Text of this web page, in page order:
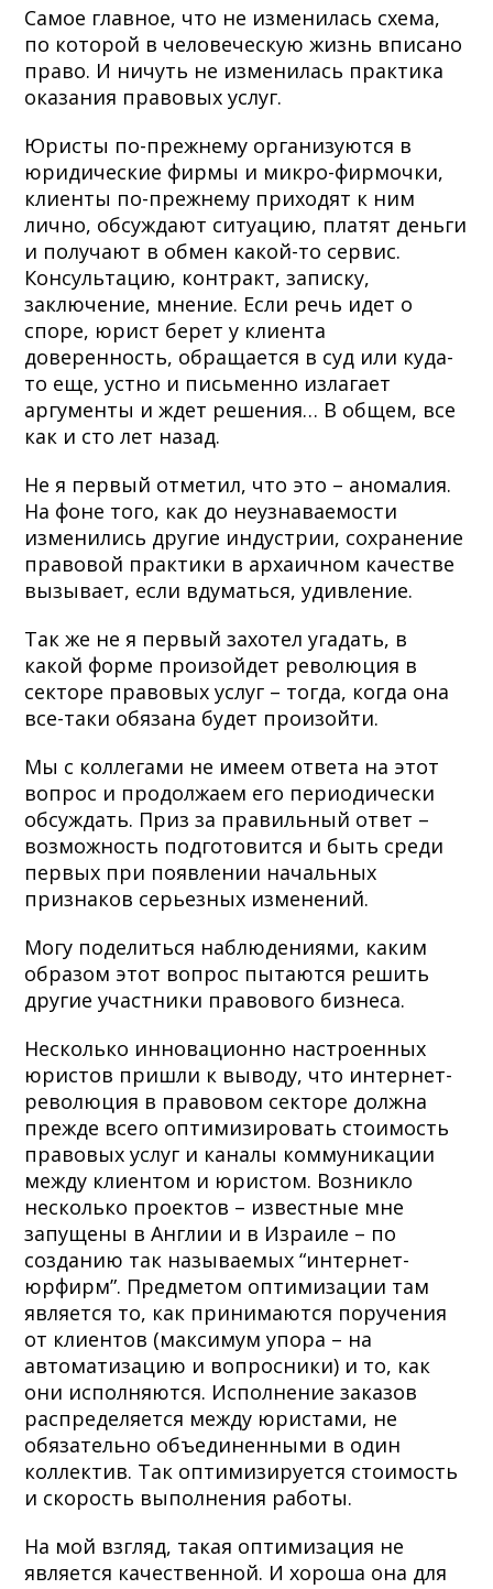
Самое главное, что не изменилась схема,
по которой в человеческую жизнь вписано
право. И ничуть не изменилась практика
оказания правовых услуг.
Юристы по-прежнему организуются в
юридические фирмы и микро-фирмочки,
клиенты по-прежнему приходят к ним
лично, обсуждают ситуацию, платят деньги
и получают в обмен какой-то сервис.
Консультацию, контракт, записку,
заключение, мнение. Если речь идет о
споре, юрист берет у клиента
доверенность, обращается в суд или куда-
то еще, устно и письменно излагает
аргументы и ждет решения… В общем, все
как и сто лет назад.
Не я первый отметил, что это – аномалия.
На фоне того, как до неузнаваемости
изменились другие индустрии, сохранение
правовой практики в архаичном качестве
вызывает, если вдуматься, удивление.
Так же не я первый захотел угадать, в
какой форме произойдет революция в
секторе правовых услуг – тогда, когда она
все-таки обязана будет произойти.
Мы с коллегами не имеем ответа на этот
вопрос и продолжаем его периодически
обсуждать. Приз за правильный ответ –
возможность подготовится и быть среди
первых при появлении начальных
признаков серьезных изменений.
Могу поделиться наблюдениями, каким
образом этот вопрос пытаются решить
другие участники правового бизнеса.
Несколько инновационно настроенных
юристов пришли к выводу, что интернет-
революция в правовом секторе должна
прежде всего оптимизировать стоимость
правовых услуг и каналы коммуникации
между клиентом и юристом. Возникло
несколько проектов – известные мне
запущены в Англии и в Израиле – по
созданию так называемых “интернет-
юрфирм”. Предметом оптимизации там
является то, как принимаются поручения
от клиентов (максимум упора – на
автоматизацию и вопросники) и то, как
они исполняются. Исполнение заказов
распределяется между юристами, не
обязательно объединенными в один
коллектив. Так оптимизируется стоимость
и скорость выполнения работы.
На мой взгляд, такая оптимизация не
является качественной. И хороша она для